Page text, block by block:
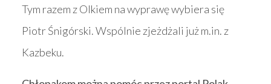
Tym razem z Olkiem na wyprawę wybiera się
Piotr Śnigórski. Wspólnie zjeżdżali już m.in. z
Kazbeku.